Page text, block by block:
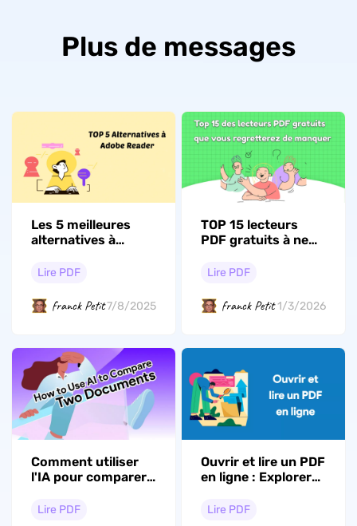
Plus de messages
Les 5 meilleures
alternatives à
essayer
Lire PDF
franck Petit7/8/2025
TOP 15 lecteurs
PDF gratuits à ne
2026
Lire PDF
franck Petit 1/3/2026
Comment utiliser
l'IA pour comparer
(Guide détaillé avec
Lire PDF
Ouvrir et lire un PDF
en ligne : Explorer
limites
Lire PDF